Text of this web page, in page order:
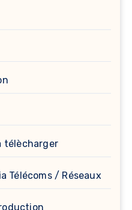
télècharger
Télécoms / Réseaux